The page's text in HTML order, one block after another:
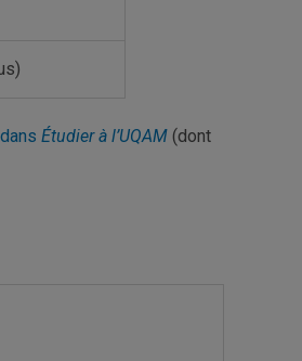
Étudier à l’UQAM (dont